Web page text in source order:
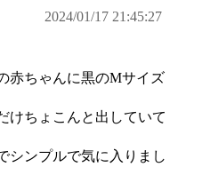
2024/01/17 21:45:27
赤ちゃんに黒のMサイズ
けちょこんと出していて
シンプルで気に入りまし